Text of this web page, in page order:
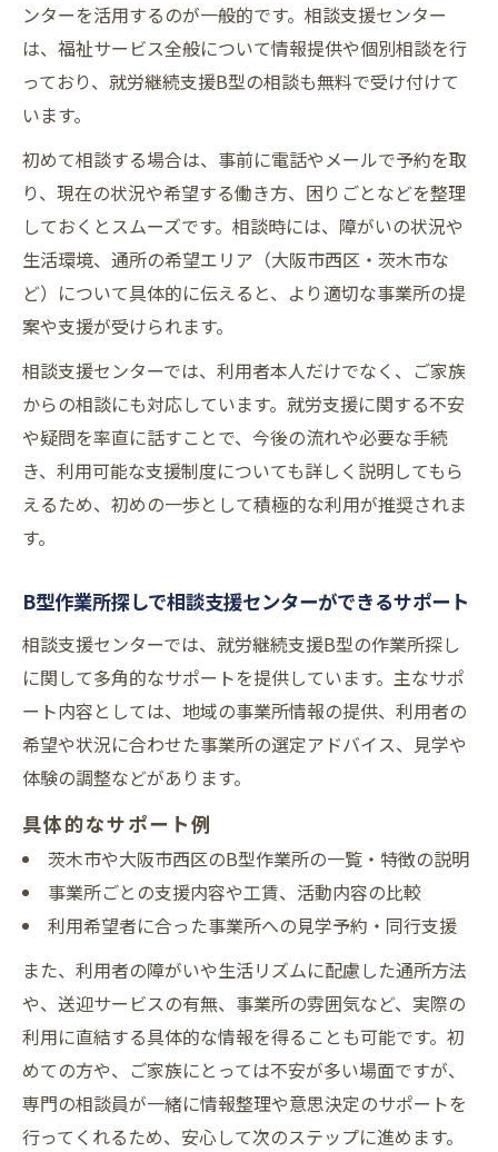
ンターを活用するのが一般的です。相談支援センター
は、福祉サービス全般について情報提供や個別相談を行
っており、就労継続支援B型の相談も無料で受け付けて
います。
初めて相談する場合は、事前に電話やメールで予約を取
り、現在の状況や希望する働き方、困りごとなどを整理
しておくとスムーズです。相談時には、障がいの状況や
生活環境、通所の希望エリア（大阪市西区・茨木市な
ど）について具体的に伝えると、より適切な事業所の提
案や支援が受けられます。
相談支援センターでは、利用者本人だけでなく、ご家族
からの相談にも対応しています。就労支援に関する不安
や疑問を率直に話すことで、今後の流れや必要な手続
き、利用可能な支援制度についても詳しく説明してもら
えるため、初めの一歩として積極的な利用が推奨されま
す。
B型作業所探しで相談支援センターができるサポート
相談支援センターでは、就労継続支援B型の作業所探し
に関して多角的なサポートを提供しています。主なサポ
ート内容としては、地域の事業所情報の提供、利用者の
希望や状況に合わせた事業所の選定アドバイス、見学や
体験の調整などがあります。
具体的なサポート例
茨木市や大阪市西区のB型作業所の一覧・特徴の説明
事業所ごとの支援内容や工賃、活動内容の比較
利用希望者に合った事業所への見学予約・同行支援
また、利用者の障がいや生活リズムに配慮した通所方法
や、送迎サービスの有無、事業所の雰囲気など、実際の
利用に直結する具体的な情報を得ることも可能です。初
めての方や、ご家族にとっては不安が多い場面ですが、
専門の相談員が一緒に情報整理や意思決定のサポートを
行ってくれるため、安心して次のステップに進めます。